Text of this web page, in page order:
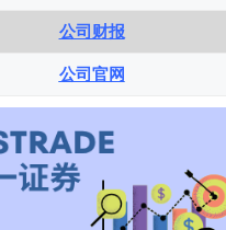
公司财报
公司官网